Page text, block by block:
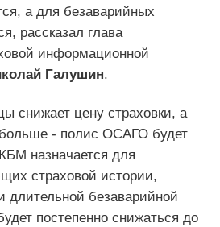
а для безаварийных
рассказал глава
информационной
Галушин.
снижает цену страховки, а
- полис ОСАГО будет
назначается для
страховой истории,
длительной безаварийной
постепенно снижаться до